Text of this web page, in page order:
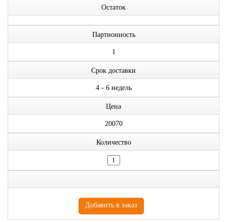
Остаток
Партионность
1
Срок доставки
4 - 6 недель
Цена
20070
Количество